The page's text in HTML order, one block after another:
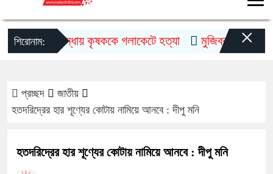
শিরোনাম:গাইবান্ধায় কৃষককে গলাকেটে হত্যা মুজিববর্ষ উদযাপনে
×
প্রচ্ছদ
জাতীয়
হতদরিদ্রের হার শূণ্যের কোটায় নামিয়ে আনবে : দীপু মনি
হতদরিদ্রের হার শূণ্যের কোটায় নামিয়ে আনবে : দীপু মনি